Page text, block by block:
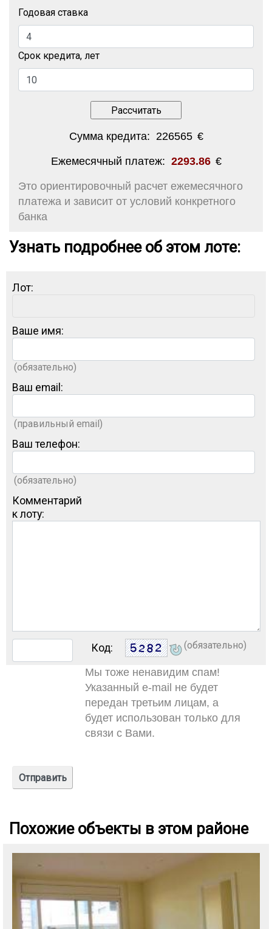
Годовая ставка
Срок кредита, лет
Сумма кредита: 226565 €
Ежемесячный платеж: 2293.86 €
Это ориентировочный расчет ежемесячного
платежа и зависит от условий конкретного
банка
Узнать подробнее об этом лоте:
Лот:
Ваше имя:
(обязательно)
Ваш email:
(правильный email)
Ваш телефон:
(обязательно)
Комментарий
к лоту:
Код: (обязательно)
Мы тоже ненавидим спам!
Указанный e-mail не будет
передан третьим лицам, а
будет использован только для
связи с Вами.
Похожие объекты в этом районе